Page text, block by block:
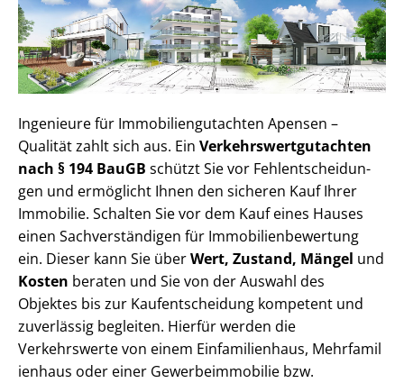
Ingenieure für Im­mo­bi­li­en­gut­ach­ten Apensen –
Qualität zahlt sich aus. Ein Ver­kehrs­wert­gut­ach­ten
nach § 194 BauGB schützt Sie vor Fehl­ent­schei­dun­
gen und ermöglicht Ihnen den sicheren Kauf Ihrer
Immobilie. Schalten Sie vor dem Kauf eines Hauses
einen Sach­ver­stän­di­gen für Im­mo­bi­li­en­be­wer­tung
ein. Dieser kann Sie überWert, Zustand, Mängel und
Kosten beraten und Sie von der Auswahl des
Objektes bis zur Kauf­ent­schei­dung kompetent und
zuverlässig begleiten. Hierfür werden die
Verkehrswerte von einem Einfamilienhaus, Mehr­fa­mi­l
i­en­haus oder einer Ge­wer­be­im­mo­bi­lie bzw.